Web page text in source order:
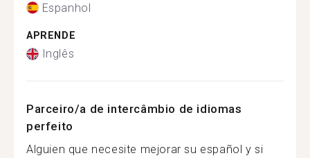
Espanhol
APRENDE
Inglês
Parceiro/a de intercâmbio de idiomas
perfeito
Alguien que necesite mejorar su español y si